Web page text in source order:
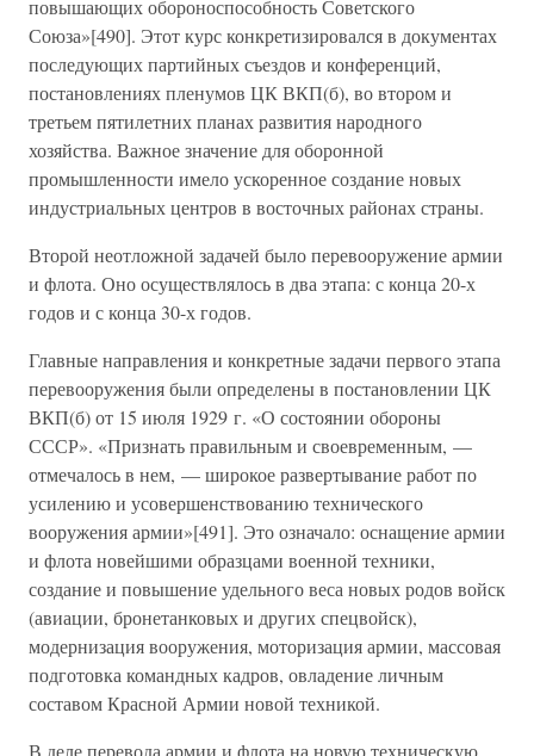
повышающих обороноспособность Советского
Союза»[490]. Этот курс конкретизировался в документах
последующих партийных съездов и конференций,
постановлениях пленумов ЦК ВКП(б), во втором и
третьем пятилетних планах развития народного
хозяйства. Важное значение для оборонной
промышленности имело ускоренное создание новых
индустриальных центров в восточных районах страны.
Второй неотложной задачей было перевооружение армии
и флота. Оно осуществлялось в два этапа: с конца 20-х
годов и с конца 30-х годов.
Главные направления и конкретные задачи первого этапа
перевооружения были определены в постановлении ЦК
ВКП(б) от 15 июля 1929 г. «О состоянии обороны
СССР». «Признать правильным и своевременным, —
отмечалось в нем, — широкое развертывание работ по
усилению и усовершенствованию технического
вооружения армии»[491]. Это означало: оснащение армии
и флота новейшими образцами военной техники,
создание и повышение удельного веса новых родов войск
(авиации, бронетанковых и других спецвойск),
модернизация вооружения, моторизация армии, массовая
подготовка командных кадров, овладение личным
составом Красной Армии новой техникой.
В деле перевода армии и флота на новую техническую